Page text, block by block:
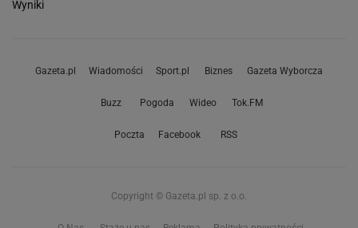
Wyniki
Gazeta.pl Wiadomości Sport.pl Biznes Gazeta Wyborcza
Buzz Pogoda Wideo Tok.FM
Poczta Facebook RSS
Copyright © Gazeta.pl sp. z o.o.